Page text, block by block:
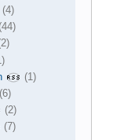
(4)
(44)
(1)
(6)
(2)
(7)